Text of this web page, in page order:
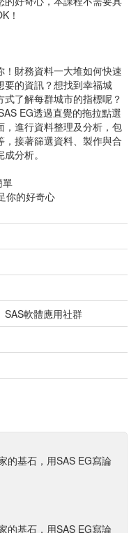
！
財務資料一大堆如何快速
要的資訊？想找到幸福城
了解每群城市的指標呢？
EG透過直覺的拖拉點選
，進行資料整理及分析，包
接著篩選資料、製作與合
分析。
單
你的好奇心
SAS軟體應用社群
的基石，用SAS EG寫論
的基石，用SAS EG寫論